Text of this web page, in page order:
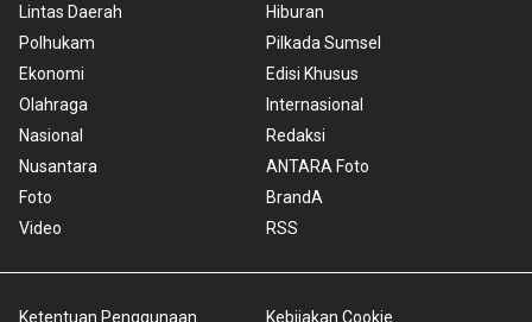
Lintas Daerah
Polhukam
Ekonomi
Olahraga
Nasional
Nusantara
Foto
Video
Hiburan
Pilkada Sumsel
Edisi Khusus
Internasional
Redaksi
ANTARA Foto
BrandA
RSS
Ketentuan Penggunaan Kebijakan Cookie